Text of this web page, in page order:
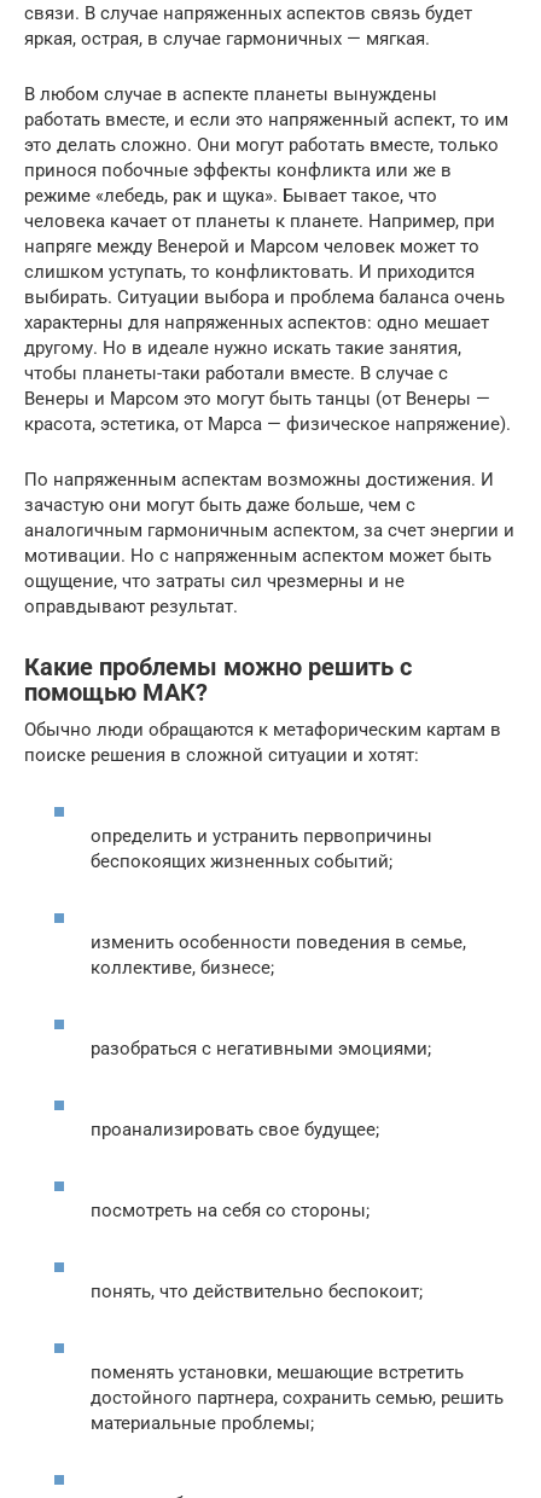
связи. В случае напряженных аспектов связь будет
яркая, острая, в случае гармоничных — мягкая.
В любом случае в аспекте планеты вынуждены
работать вместе, и если это напряженный аспект, то им
это делать сложно. Они могут работать вместе, только
принося побочные эффекты конфликта или же в
режиме «лебедь, рак и щука». Бывает такое, что
человека качает от планеты к планете. Например, при
напряге между Венерой и Марсом человек может то
слишком уступать, то конфликтовать. И приходится
выбирать. Ситуации выбора и проблема баланса очень
характерны для напряженных аспектов: одно мешает
другому. Но в идеале нужно искать такие занятия,
чтобы планеты-таки работали вместе. В случае с
Венеры и Марсом это могут быть танцы (от Венеры —
красота, эстетика, от Марса — физическое напряжение).
По напряженным аспектам возможны достижения. И
зачастую они могут быть даже больше, чем с
аналогичным гармоничным аспектом, за счет энергии и
мотивации. Но с напряженным аспектом может быть
ощущение, что затраты сил чрезмерны и не
оправдывают результат.
Какие проблемы можно решить с
помощью МАК?
Обычно люди обращаются к метафорическим картам в
поиске решения в сложной ситуации и хотят:
определить и устранить первопричины
беспокоящих жизненных событий;
изменить особенности поведения в семье,
коллективе, бизнесе;
разобраться с негативными эмоциями;
проанализировать свое будущее;
посмотреть на себя со стороны;
понять, что действительно беспокоит;
поменять установки, мешающие встретить
достойного партнера, сохранить семью, решить
материальные проблемы;